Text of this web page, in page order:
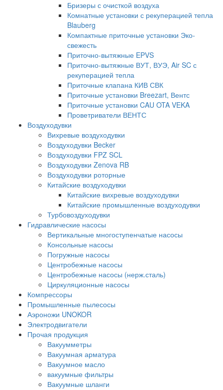
Бризеры с очисткой воздуха
Комнатные установки с рекуперацией тепла
Blauberg
Компактные приточные установки Эко-
свежесть
Приточно-вытяжные EPVS
Приточно-вытяжные ВУТ, ВУЭ, Air SC с
рекуперацией тепла
Приточные клапана КИВ СВК
Приточные установки Breezart, Вентс
Приточные установки CAU OTA VEKA
Проветриватели ВЕНТС
Воздуходувки
Вихревые воздуходувки
Воздуходувки Becker
Воздуходувки FPZ SCL
Воздуходувки Zenova RB
Воздуходувки роторные
Китайские воздуходувки
Китайские вихревые воздуходувки
Китайские промышленные воздуходувки
Турбовоздуходувки
Гидравлические насосы
Вертикальные многоступенчатые насосы
Консольные насосы
Погружные насосы
Центробежные насосы
Центробежные насосы (нерж.сталь)
Циркуляционные насосы
Компрессоры
Промышленные пылесосы
Аэроножи UNOKOR
Электродвигатели
Прочая продукция
Вакуумметры
Вакуумная арматура
Вакуумное масло
вакуумные фильтры
Вакуумные шланги